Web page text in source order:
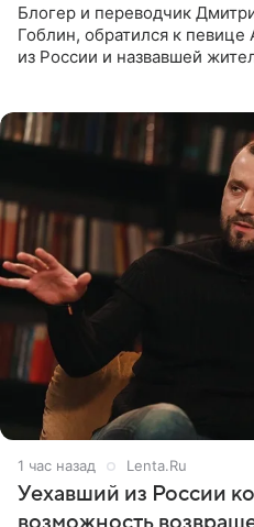
Блогер и переводчик
Гоблин, обратился к
из России и назвавшей
1 час назад Lenta.Ru
Уехавший из России